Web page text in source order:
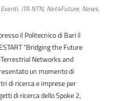
Eventi, ITA NTN, Net4Future, News,
il Politecnico di Bari il
“Bridging the Future
Networks and
un momento di
di ricerca e imprese per
di ricerca dello Spoke 2,